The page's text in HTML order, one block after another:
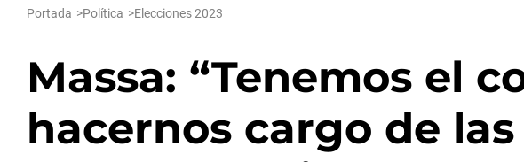
Portada >Política >Elecciones 2023
Massa: “Tenemos el
hacernos cargo de las